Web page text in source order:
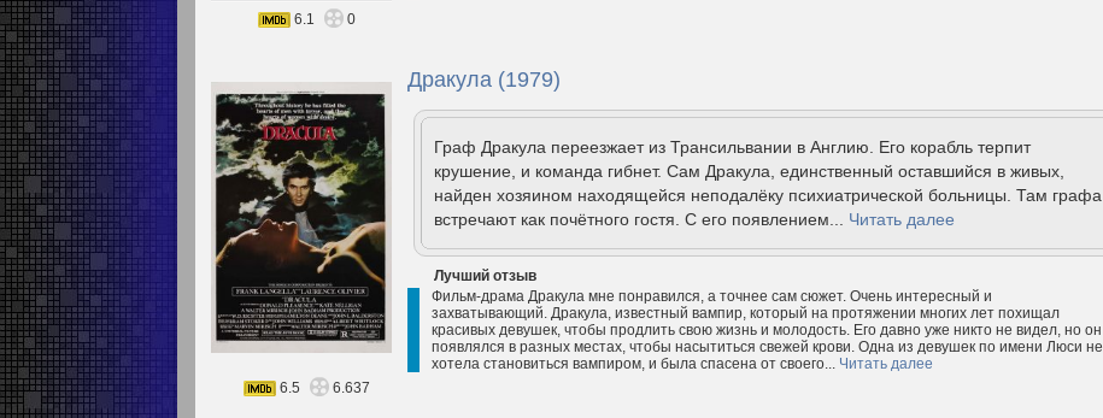
6.1
0
Дракула (1979)
Граф Дракула переезжает из Трансильвании в Англию. Его корабль терпит
крушение, и команда гибнет. Сам Дракула, единственный оставшийся в живых,
найден хозяином находящейся неподалёку психиатрической больницы. Там графа
встречают как почётного гостя. С его появлением... Читать далее
Лучший отзыв
Фильм-драма Дракула мне понравился, а точнее сам сюжет. Очень интересный и
захватывающий. Дракула, известный вампир, который на протяжении многих лет похищал
красивых девушек, чтобы продлить свою жизнь и молодость. Его давно уже никто не видел, но он
появлялся в разных местах, чтобы насытиться свежей крови. Одна из девушек по имени Люси не
хотела становиться вампиром, и была спасена от своего... Читать далее
6.5
6.637